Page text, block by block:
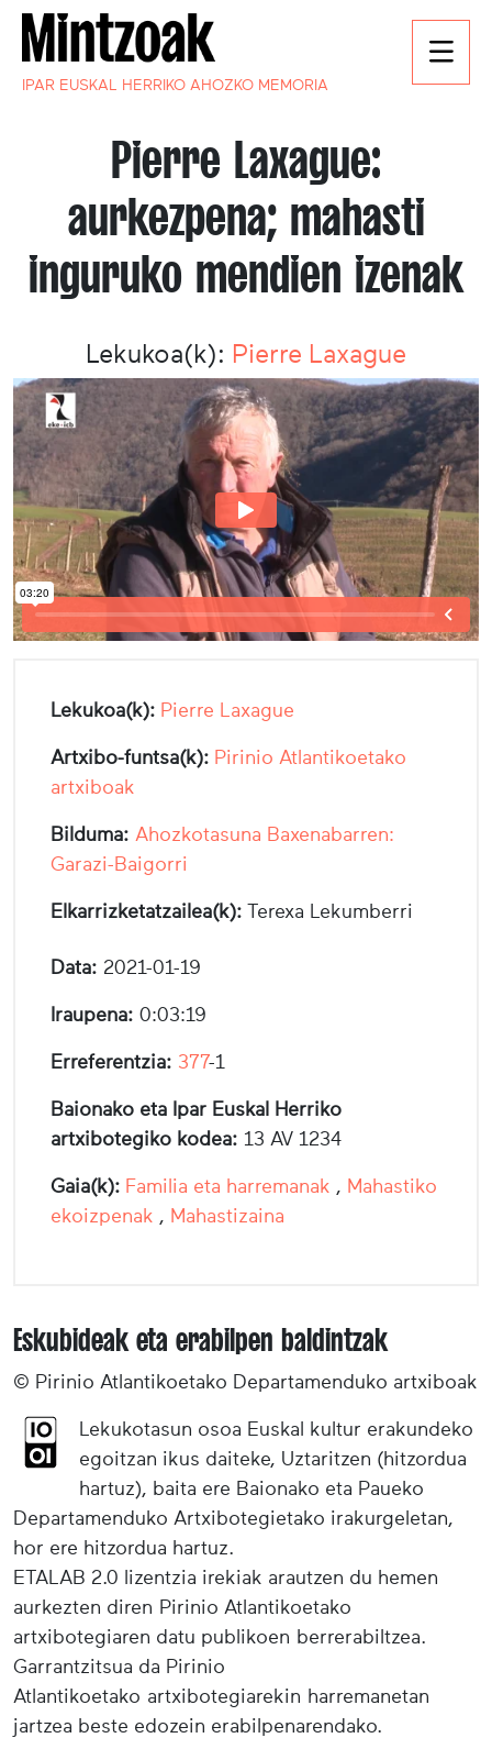
IPAR EUSKAL HERRIKO AHOZKO MEMORIA
Pierre Laxague:
aurkezpena; mahasti
inguruko mendien izenak
Lekukoa(k): Pierre Laxague
Lekukoa(k): Pierre Laxague
Artxibo-funtsa(k): Pirinio Atlantikoetako
artxiboak
Bilduma: Ahozkotasuna Baxenabarren:
Garazi-Baigorri
Elkarrizketatzailea(k): Terexa Lekumberri
Data: 2021-01-19
Iraupena: 0:03:19
Erreferentzia: 377-1
Baionako eta Ipar Euskal Herriko
artxibotegiko kodea: 13 AV 1234
Gaia(k): Familia eta harremanak , Mahastiko
ekoizpenak , Mahastizaina
Eskubideak eta erabilpen baldintzak
© Pirinio Atlantikoetako Departamenduko artxiboak
Lekukotasun osoa Euskal kultur erakundeko
egoitzan ikus daiteke, Uztaritzen (hitzordua
hartuz), baita ere Baionako eta Paueko
Departamenduko Artxibotegietako irakurgeletan,
hor ere hitzordua hartuz.
ETALAB 2.0 lizentzia irekiak arautzen du hemen
aurkezten diren Pirinio Atlantikoetako
artxibotegiaren datu publikoen berrerabiltzea.
Garrantzitsua da Pirinio
Atlantikoetako artxibotegiarekin harremanetan
jartzea beste edozein erabilpenarendako.